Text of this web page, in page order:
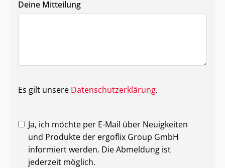
Deine Mitteilung
Es gilt unsere Datenschutzerklärung.
Ja, ich möchte per E-Mail über Neuigkeiten
und Produkte der ergoflix Group GmbH
informiert werden. Die Abmeldung ist
jederzeit möglich.